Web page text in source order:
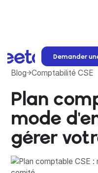
Demander
Blog Comptabilité CSE
Plan
mode
gérer